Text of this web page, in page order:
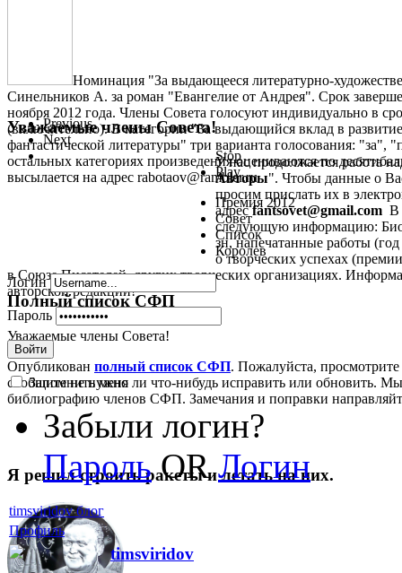
Номинация "За выдающееся литературно-
Синельников А. за роман "Евангелие от Андрея". Срок
ноября 2012 года. Члены Совета голосуют индивидуально в
(включительно). В категории "За выдающийся вклад в
фантастической литературы" три варианта голосования: "за",
остальных категориях произведения оцениваются по
высылается на адрес rabotaov@rambler.ru
Уважаемые члены Совета!
У нас продолжается работа
Авторы". Чтобы данные о
просим прислать их в
адресfantsovet@gmail.com В
следующую информацию:
зн, напечатанные работы
о творческих успехах
в Союзе Писателей, других творческих организациях.
авторской редакции!
Полный список СФП
Уважаемые члены Совета!
Опубликован полный список СФП. Пожалуйста,
сообщите не нужно ли что-нибудь исправить или обновить.
библиографию членов СФП. Замечания и поправки
Я решил строить ракеты и летать на них.
Previous
Next
Stop
Play
Премия 2012
Совет
Список
Королев
Логин
Пароль
Войти
Запомнить меня
Забыли логин?
ПарольORЛогин
timsviridov блог
Профиль
timsviridov